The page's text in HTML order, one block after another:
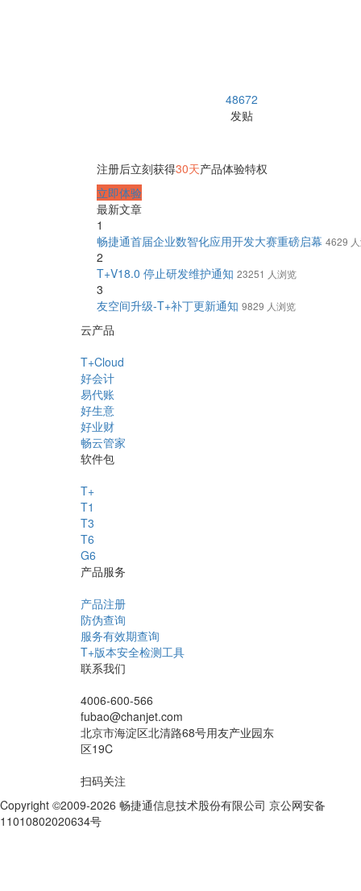
48672
发贴
注册后立刻获得30天产品体验特权
立即体验
最新文章
1
畅捷通首届企业数智化应用开发大赛重磅启幕 4629
2
T+V18.0 停止研发维护通知 23251 人浏览
3
友空间升级-T+补丁更新通知 9829 人浏览
云产品
T+Cloud
好会计
易代账
好生意
好业财
畅云管家
软件包
T+
T1
T3
T6
G6
产品服务
产品注册
防伪查询
服务有效期查询
T+版本安全检测工具
联系我们
4006-600-566
fubao@chanjet.com
北京市海淀区北清路68号用友产业园东
区19C
扫码关注
Copyright ©2009-2026 畅捷通信息技术股份有限公司 京公网安备
11010802020634号